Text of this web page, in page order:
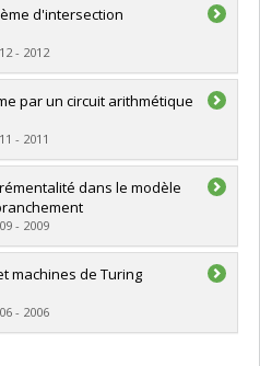
d'intersection
- 2012
par un circuit arithmétique
- 2011
dans le modèle
- 2009
machines de Turing
- 2006